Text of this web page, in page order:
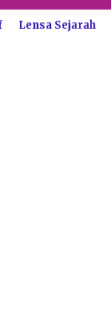
Lensa Sejarah